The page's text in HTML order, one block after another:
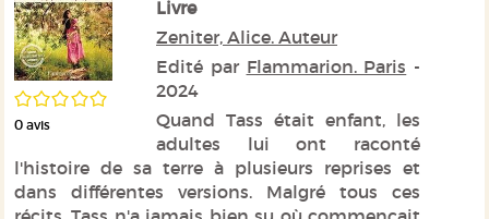
/5
0 avis
Livre
Zeniter, Alice. Auteur
Edité par Flammarion. Paris -
2024
Quand Tass était enfant, les
adultes lui ont raconté
l'histoire de sa terre à plusieurs reprises et
dans différentes versions. Malgré tous ces